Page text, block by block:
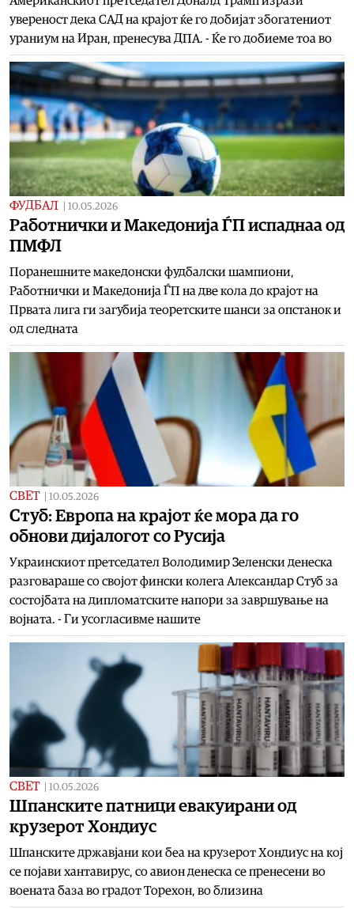
увереност дека САД на крајот ќе го добијат збогатениот
ураниум на Иран, пренесува ДПА. - Ќе го добиеме тоа во
ФУДБАЛ 10.05.2026
Работнички и Македонија ЃП испаднаа од
ПМФЛ
Поранешните македонски фудбалски шампиони,
Работнички и Македонија ЃП на две кола до крајот на
Првата лига ги загубија теоретските шанси за опстанок и
од следната
СВЕТ 10.05.2026
Стуб: Европа на крајот ќе мора да го
обнови дијалогот со Русија
Украинскиот претседател Володимир Зеленски денеска
разговараше со својот фински колега Александар Стуб за
состојбата на дипломатските напори за завршување на
војната. - Ги усогласивме нашите
СВЕТ 10.05.2026
Шпанските патници евакуирани од
крузерот Хондиус
Шпанските државјани кои беа на крузерот Хондиус на кој
се појави хантавирус, со авион денеска се пренесени во
воената база во градот Торехон, во близина